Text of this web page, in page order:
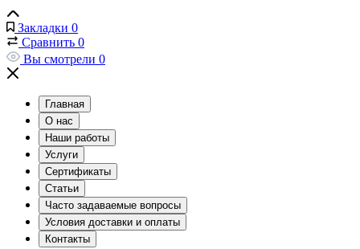
Закладки 0
Сравнить 0
Вы смотрели 0
Главная
О нас
Наши работы
Услуги
Сертификаты
Статьи
Часто задаваемые вопросы
Условия доставки и оплаты
Контакты